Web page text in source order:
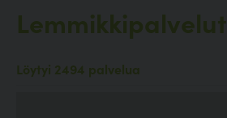
Lemmikkipalvelut
Löytyi 2494 palvelua